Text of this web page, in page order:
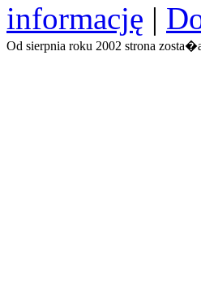
informację |
Od sierpnia roku 2002 strona